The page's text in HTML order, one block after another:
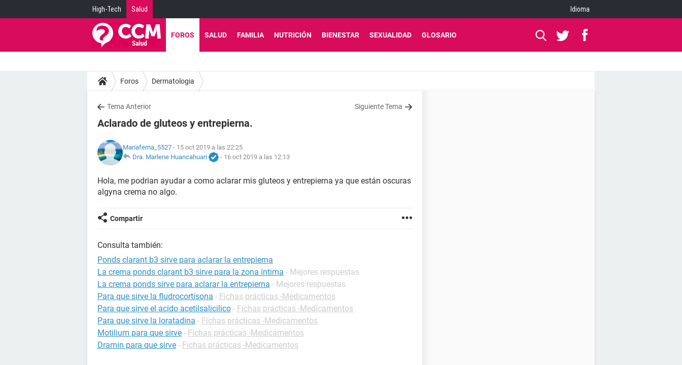
High-Tech Salud Idioma
FOROS SALUD FAMILIA NUTRICIÓN BIENESTAR SEXUALIDAD GLOSARIO
Foros Dermatologia
Tema Anterior Siguiente Tema
Aclarado de gluteos y entrepierna.
Mariaferna_5527 - 15 oct 2019 a las 22:25
Dra. Marlene Huancahuari
- 16 oct 2019 a las 12:13
Hola, me podrian ayudar a como aclarar mis gluteos y entrepierna ya que están oscuras
algyna crema no algo.
Compartir
Consulta también:
Ponds clarant b3 sirve para aclarar la entrepierna
La crema ponds clarant b3 sirve para la zona íntima - Mejores respuestas
La crema ponds sirve para aclarar la entrepierna - Mejores respuestas
Para que sirve la fludrocortisona - Fichas prácticas -Medicamentos
Para que sirve el acido acetilsalicilico - Fichas prácticas -Medicamentos
Para que sirve la loratadina - Fichas prácticas -Medicamentos
Motilium para que sirve - Fichas prácticas -Medicamentos
Dramin para que sirve - Fichas prácticas -Medicamentos